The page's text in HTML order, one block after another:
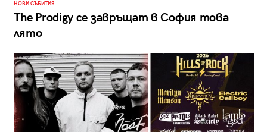
НОВИ СЪБИТИЯ
The Prodigy се завръщат в София това
лято